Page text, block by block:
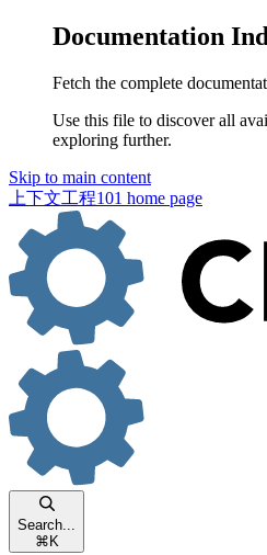
Documentation
Fetch the complete
Use this file to discover all
exploring further.
Skip to main content
上下文工程101 home page
Search...
⌘K